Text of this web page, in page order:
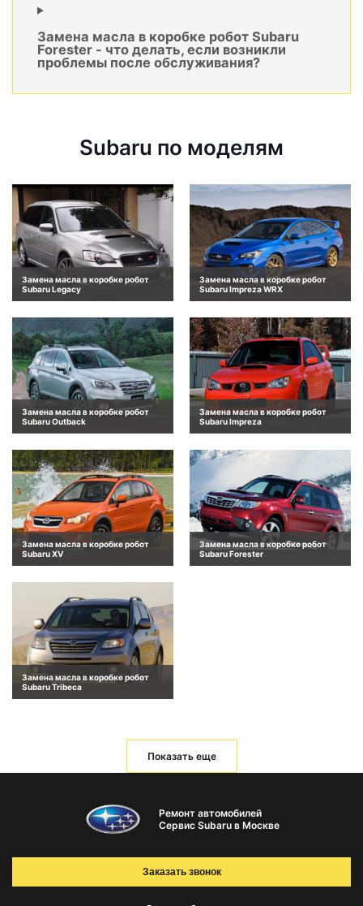
Замена масла в коробке робот Subaru
Forester - что делать, если возникли
проблемы после обслуживания?
Subaru по моделям
Замена масла в коробке робот
Subaru Legacy
Замена масла в коробке робот
Subaru Impreza WRX
Замена масла в коробке робот
Subaru Outback
Замена масла в коробке робот
Subaru Impreza
Замена масла в коробке робот
Subaru XV
Замена масла в коробке робот
Subaru Forester
Замена масла в коробке робот
Subaru Tribeca
Показать еще
Ремонт автомобилей
Сервис Subaru в Москве
Заказать звонок